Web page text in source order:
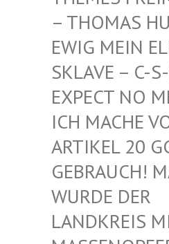
THOMAS
WIG MEIN
KLAVE – C-S-S
XPECT NO
CH MACHE
RTIKEL 20 GG,
EBRAUCH!
URDE DER L
ANDKREIS